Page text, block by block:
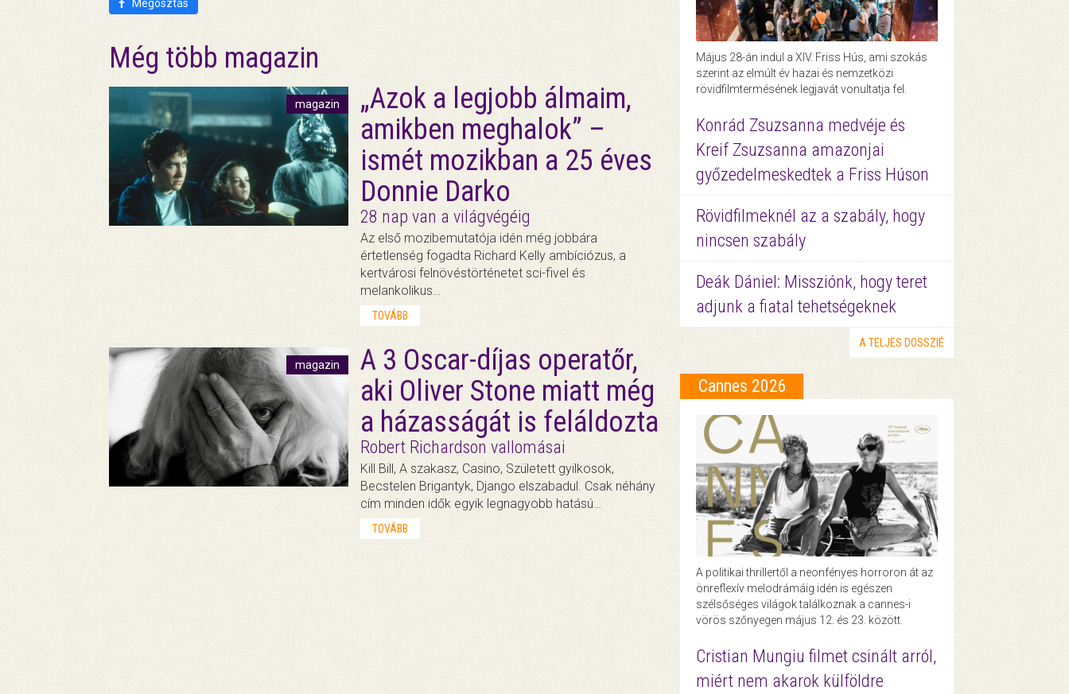
Megosztás
Még több magazin
magazin
„Azok a legjobb álmaim,
amikben meghalok” –
ismét mozikban a 25 éves
Donnie Darko
28 nap van a világvégéig
Az első mozibemutatója idén még jobbára
értetlenség fogadta Richard Kelly ambíciózus, a
kertvárosi felnövéstörténetet sci-fivel és
melankolikus…
TOVÁBB
magazin
A 3 Oscar-díjas operatőr,
aki Oliver Stone miatt még
a házasságát is feláldozta
Robert Richardson vallomásai
Kill Bill, A szakasz, Casino, Született gyilkosok,
Becstelen Brigantyk, Django elszabadul. Csak néhány
cím minden idők egyik legnagyobb hatású…
TOVÁBB
Május 28-án indul a XIV. Friss Hús, ami szokás
szerint az elmúlt év hazai és nemzetközi
rövidfilmtermésének legjavát vonultatja fel.
Konrád Zsuzsanna medvéje és
Kreif Zsuzsanna amazonjai
győzedelmeskedtek a Friss Húson
Rövidfilmeknél az a szabály, hogy
nincsen szabály
Deák Dániel: Missziónk, hogy teret
adjunk a fiatal tehetségeknek
A TELJES DOSSZIÉ
Cannes 2026
A politikai thrillertől a neonfényes horroron át az
önreflexív melodrámáig idén is egészen
szélsőséges világok találkoznak a cannes-i
vörös szőnyegen május 12. és 23. között.
Cristian Mungiu filmet csinált arról,
miért nem akarok külföldre